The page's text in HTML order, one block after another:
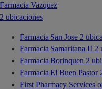
Farmacia Vazquez
2 ubicaciones
Farmacia San Jose 2
Farmacia Samaritana II 2
Farmacia Borinquen 2
Farmacia El Buen Pastor
First Pharmacy Services